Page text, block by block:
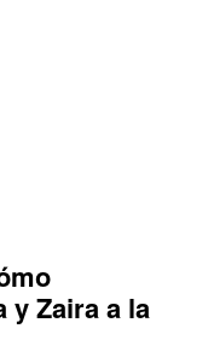
y Zaira a la